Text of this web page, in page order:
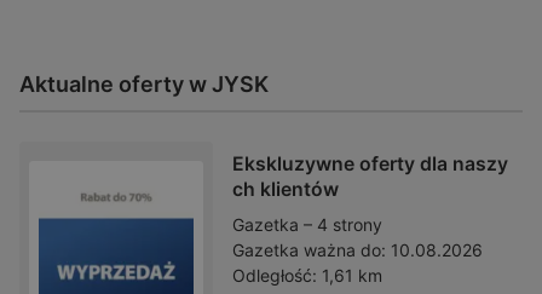
Aktualne oferty w JYSK
Ekskluzywne oferty dla naszy
ch klientów
Gazetka – 4 strony
Gazetka ważna do: 10.08.2026
Odległość: 1,61 km